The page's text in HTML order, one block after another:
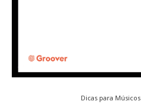
Dicas para Músicos